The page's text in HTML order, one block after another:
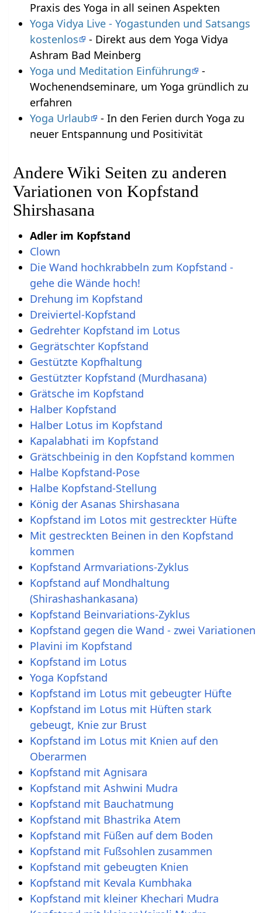
Praxis des Yoga in all seinen Aspekten
Yoga Vidya Live - Yogastunden und Satsangs
kostenlos
- Direkt aus dem Yoga Vidya
Ashram Bad Meinberg
Yoga und Meditation Einführung
-
Wochenendseminare, um Yoga gründlich zu
erfahren
Yoga Urlaub
- In den Ferien durch Yoga zu
neuer Entspannung und Positivität
Andere Wiki Seiten zu anderen
Variationen von Kopfstand
Shirshasana
Adler im Kopfstand
Clown
Die Wand hochkrabbeln zum Kopfstand -
gehe die Wände hoch!
Drehung im Kopfstand
Dreiviertel-Kopfstand
Gedrehter Kopfstand im Lotus
Gegrätschter Kopfstand
Gestützte Kopfhaltung
Gestützter Kopfstand (Murdhasana)
Grätsche im Kopfstand
Halber Kopfstand
Halber Lotus im Kopfstand
Kapalabhati im Kopfstand
Grätschbeinig in den Kopfstand kommen
Halbe Kopfstand-Pose
Halbe Kopfstand-Stellung
König der Asanas Shirshasana
Kopfstand im Lotos mit gestreckter Hüfte
Mit gestreckten Beinen in den Kopfstand
kommen
Kopfstand Armvariations-Zyklus
Kopfstand auf Mondhaltung
(Shirashashankasana)
Kopfstand Beinvariations-Zyklus
Kopfstand gegen die Wand - zwei Variationen
Plavini im Kopfstand
Kopfstand im Lotus
Yoga Kopfstand
Kopfstand im Lotus mit gebeugter Hüfte
Kopfstand im Lotus mit Hüften stark
gebeugt, Knie zur Brust
Kopfstand im Lotus mit Knien auf den
Oberarmen
Kopfstand mit Agnisara
Kopfstand mit Ashwini Mudra
Kopfstand mit Bauchatmung
Kopfstand mit Bhastrika Atem
Kopfstand mit Füßen auf dem Boden
Kopfstand mit Fußsohlen zusammen
Kopfstand mit gebeugten Knien
Kopfstand mit Kevala Kumbhaka
Kopfstand mit kleiner Khechari Mudra